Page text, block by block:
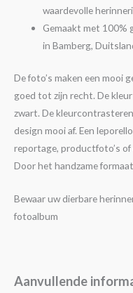
waardevolle
Gemaakt met 100%
in Bamberg,
De foto’s maken een mooi
goed tot zijn recht. De
zwart. De
design mooi af. Een
reportage, productfoto’s of
Door het handzame
Bewaar uw dierbare
fotoalbum
Aanvullende